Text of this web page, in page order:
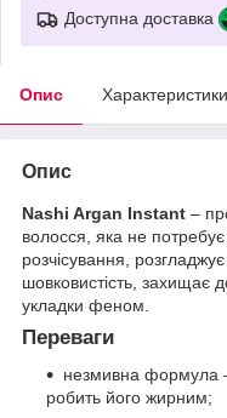
Доступна доставка
Опис Характеристики
Опис
Nashi Argan Instant –
волосся, яка не
розчісування,
шовковистість, захищає
укладки феном.
Переваги
незмивна формула
робить його жирним;